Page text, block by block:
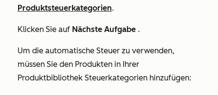
Produktsteuerkategorien.
Klicken Sie auf Nächste Aufgabe .
Um die automatische Steuer zu verwenden,
müssen Sie den Produkten in Ihrer
Produktbibliothek Steuerkategorien hinzufügen: